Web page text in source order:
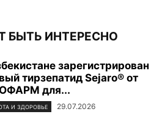
БЫТЬ ИНТЕРЕСНО
зарегистрирован
тирзепатид Sejaro® от
для...
И ЗДОРОВЬЕ 29.07.2026